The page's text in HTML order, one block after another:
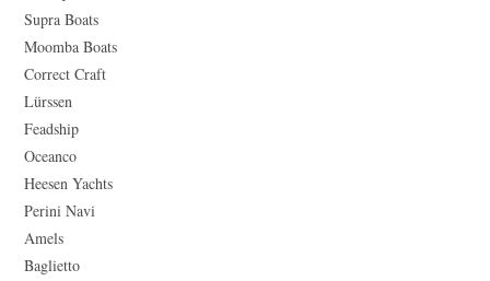
Supra Boats
Moomba Boats
Correct Craft
Lürssen
Feadship
Oceanco
Heesen Yachts
Perini Navi
Amels
Baglietto